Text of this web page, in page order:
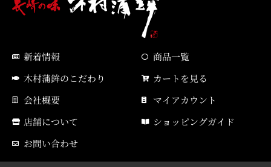
新着情報
木村蒲鉾のこだわり
会社概要
店舗について
お問い合わせ
商品一覧
カートを見る
マイアカウント
ショッピングガイド